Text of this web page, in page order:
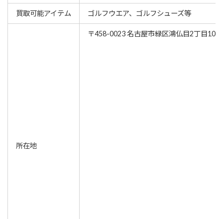
買取可能アイテム ゴルフウエア、ゴルフシューズ等
所在地
〒458-0023 名古屋市緑区鴻仏目2丁目102